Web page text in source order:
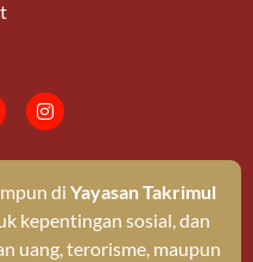
di Yayasan Takrimul
kepentingan sosial, dan
uang, terorisme, maupun